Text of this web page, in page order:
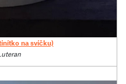
na svíčku)